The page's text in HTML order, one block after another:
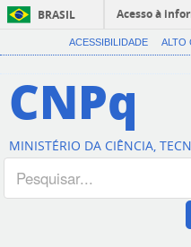
BRASIL
Acesso à
ACESSIBILIDADE ALTO
CNPq
MINISTÉRIO DA CIÊNCIA,